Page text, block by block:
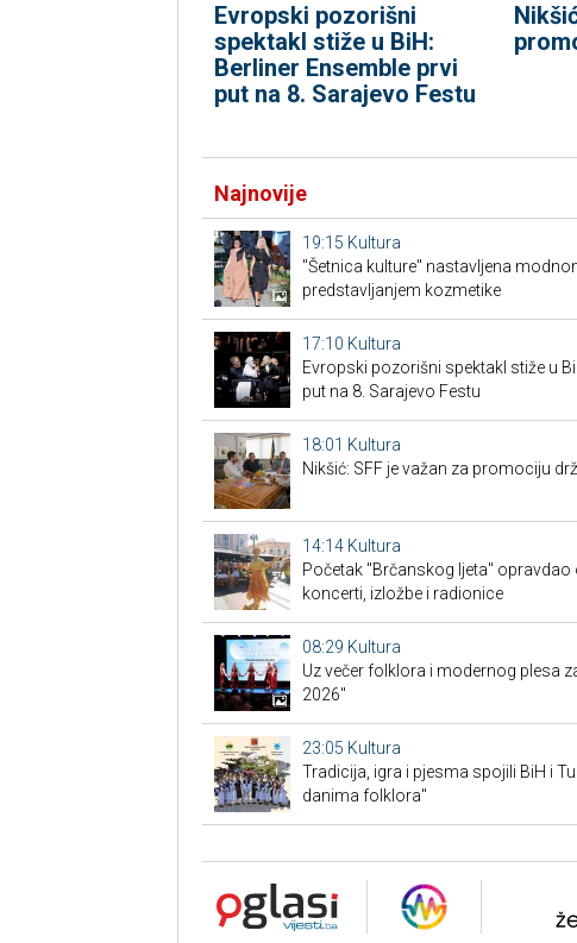
Evropski pozorišni
spektakl stiže u BiH:
Berliner Ensemble prvi
put na 8. Sarajevo Festu
Najnovije
19:15 Kultura
"Šetnica kulture" nastavljena
predstavljanjem kozmetike
17:10 Kultura
Evropski pozorišni spektakl stiže u
put na 8. Sarajevo Festu
18:01 Kultura
Nikšić: SFF je važan za promociju
14:14 Kultura
Početak "Brčanskog ljeta" opravdao
koncerti, izložbe i radionice
08:29 Kultura
Uz večer folklora i modernog plesa
2026"
23:05 Kultura
Tradicija, igra i pjesma spojili BiH i
danima folklora"